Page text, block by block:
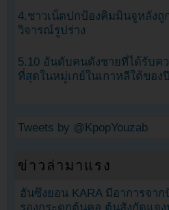
4.ชาวเน็ตปกป้องคิมมินจูหลังถู
วิจารณ์รูปร่าง
5.10 อันดับคนดังชายที่ได้รับค
ที่สุดในหมู่เกย์ในเกาหลีใต้ของ
Tweets by @KpopYouzab
ข่าวล่ามาแรง
ฮันซึงยอน KARA มีอาการจา